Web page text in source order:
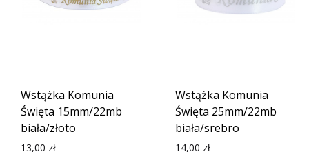
Wstążka Komunia
Święta 15mm/22mb
biała/złoto
13,00 zł
Wstążka Komunia
Święta 25mm/22mb
biała/srebro
14,00 zł